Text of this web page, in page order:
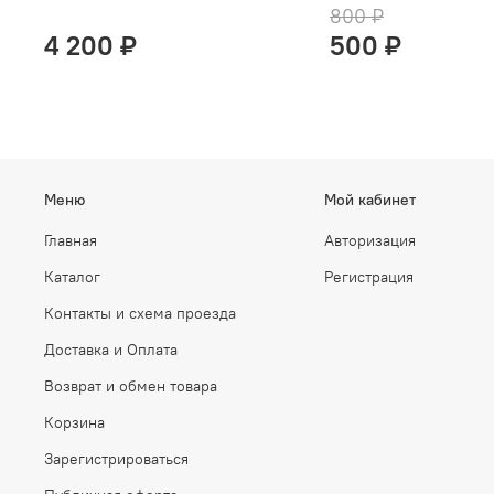
4 200 ₽
800 ₽
500 ₽
Меню
Главная
Каталог
Контакты и схема проезда
Доставка и Оплата
Возврат и обмен товара
Корзина
Зарегистрироваться
Мой кабинет
Авторизация
Регистрация